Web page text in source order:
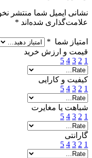
نشانی ایمیل شما منتشر
علامت‌گذاری شده‌اند *
امتیاز شما *
قیمت و ارزش خرید
1
2
3
4
5
کیفیت و کارایی
1
2
3
4
5
شباهت یا مغایرت
1
2
3
4
5
گارانتی
1
2
3
4
5